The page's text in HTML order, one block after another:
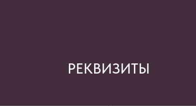
РЕКВИЗИТЫ